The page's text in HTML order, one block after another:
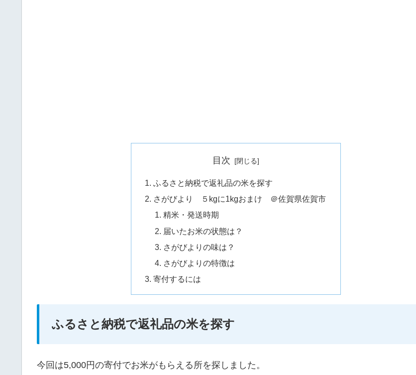
目次
ふるさと納税で返礼品の米を探す
さがびより ５kgに1kgおまけ ＠佐賀県佐賀市
精米・発送時期
届いたお米の状態は？
さがびよりの味は？
さがびよりの特徴は
寄付するには
ふるさと納税で返礼品の米を探す
今回は5,000円の寄付でお米がもらえる所を探しました。